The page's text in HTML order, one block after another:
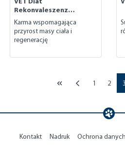
Rekonvaleszenz
(rekonwalescencja)
Karma wspomagająca
przyrost masy ciała i
regenerację
Page
1 Page
2 3
Kontakt Nadruk Ochrona danych